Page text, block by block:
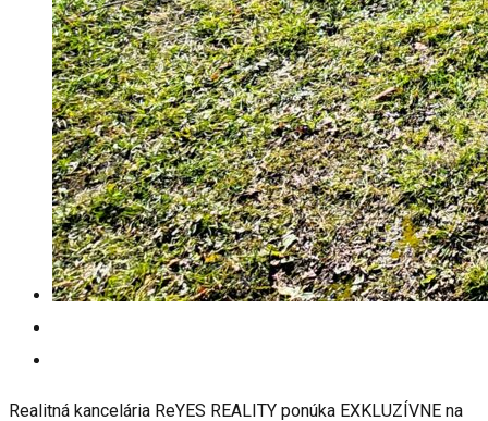
Realitná kancelária ReYES REALITY ponúka EXKLUZÍVNE na